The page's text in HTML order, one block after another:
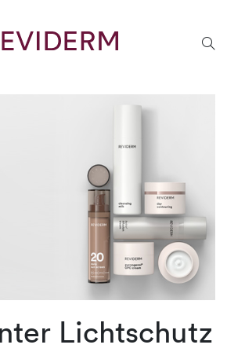
Lichtschutz